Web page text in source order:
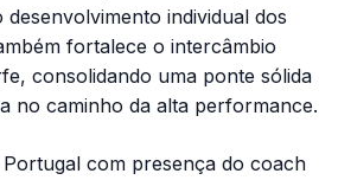
individual dos
fortalece o intercâmbio
consolidando uma ponte sólida
no caminho da alta performance.
com presença do coach